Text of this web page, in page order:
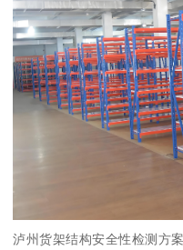
泸州货架结构安全性检测方